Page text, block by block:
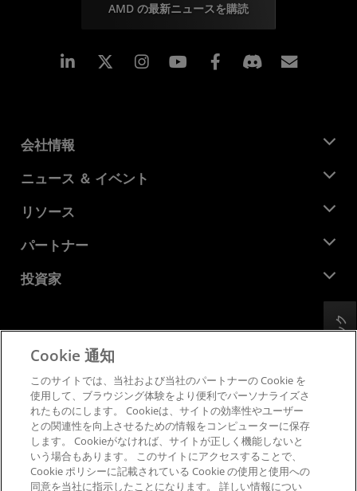
AMD の最新ニュースを購読
Linkedin Instagram Facebook
会社情報
AMD について
企業責任
お問い合わせ
ニュース ＆ イベント
ニュースルーム
メディア ライブラリ
リソース
デベロッパー セントラル
ケース スタディ
パートナー
AMD パートナー ハブ
投資家
財務情報
取締役会
ガバナンス報告書
SEC 提出書類
プライバシー
商標
サプライ チェーンの透明性
公正でオープンな競争
英国税務戦略
Cookie ポリシー
Cookie の設定
フィードバック
Cookie 通知
このサイトでは、当社および当社のパートナーの Cookie を
使用して、ブラウジング体験をより便利でパーソナライズさ
れたものにします。 Cookieは、サイトの効率性やユーザー
との関連性を向上させるための情報をコンピューターに保存
します。 Cookieがなければ、サイトが正しく機能しないと
いう場合もあります。 このサイトにアクセスすることで、
Cookie ポリシーに記載されている Cookie の使用と使用への
同意を当社に指示したことになります。 詳しい情報につい